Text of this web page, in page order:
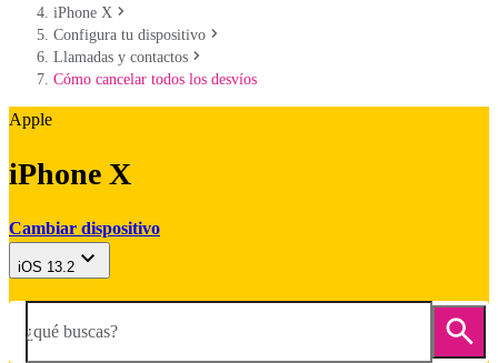
iPhone X
Configura tu dispositivo
Llamadas y contactos
Cómo cancelar todos los desvíos
Apple
iPhone X
Cambiar dispositivo
iOS 13.2
¿qué buscas?